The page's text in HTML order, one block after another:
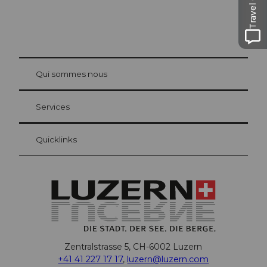
Carte d’hôte Lucerne
Vos avantages en tant qu'hôte pour la nuit
at Bre
Qui sommes nous
Services
Quicklinks
Zentralstrasse 5, CH-6002 Luzern
+41 41 227 17 17, luzern@luzern.com